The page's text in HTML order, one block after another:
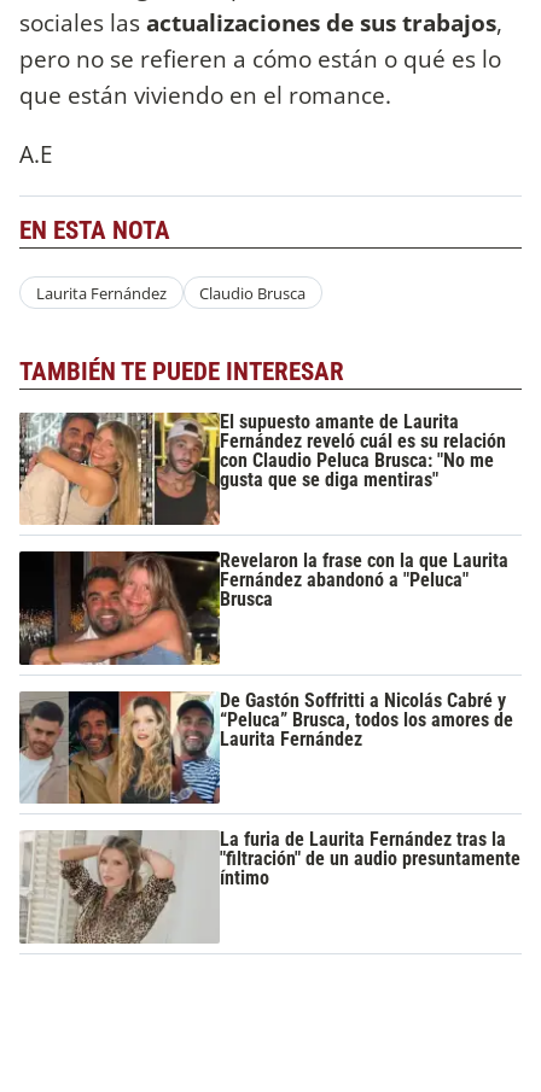
sociales lasactualizaciones de sus trabajos,
pero no se refieren a cómo están o qué es lo
que están viviendo en el romance.
A.E
EN ESTA NOTA
Laurita Fernández Claudio Brusca
TAMBIÉN TE PUEDE INTERESAR
El supuesto amante de Laurita
Fernández reveló cuál es su relación
con Claudio Peluca Brusca: "No me
gusta que se diga mentiras"
Revelaron la frase con la que Laurita
Fernández abandonó a "Peluca"
Brusca
De Gastón Soffritti a Nicolás Cabré y
“Peluca” Brusca, todos los amores de
Laurita Fernández
La furia de Laurita Fernández tras la
"filtración" de un audio presuntamente
íntimo